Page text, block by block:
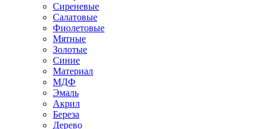
Сиреневые
Салатовые
Фиолетовые
Мятные
Золотые
Синие
Материал
МДФ
Эмаль
Акрил
Береза
Дерево